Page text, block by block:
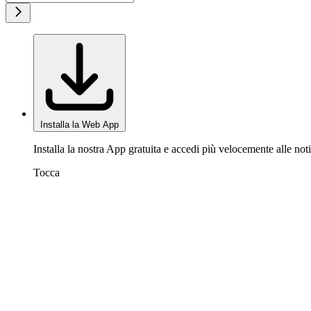
Installa la Web App
Installa la nostra App gratuita e accedi più velocemente alle
Tocca